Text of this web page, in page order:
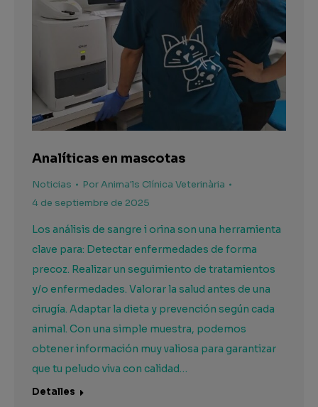
Analíticas en mascotas
Noticias PorAnima'ls Clínica Veterinària
4 de septiembre de 2025
Los análisis de sangre i orina son una herramienta
clave para: Detectar enfermedades de forma
precoz. Realizar un seguimiento de tratamientos
y/o enfermedades. Valorar la salud antes de una
cirugía. Adaptar la dieta y prevención según cada
animal. Con una simple muestra, podemos
obtener información muy valiosa para garantizar
que tu peludo viva con calidad…
Detalles